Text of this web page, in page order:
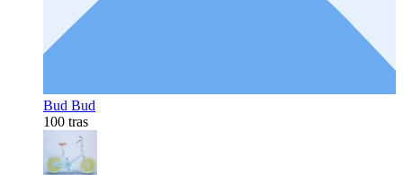
Bud Bud
100 tras